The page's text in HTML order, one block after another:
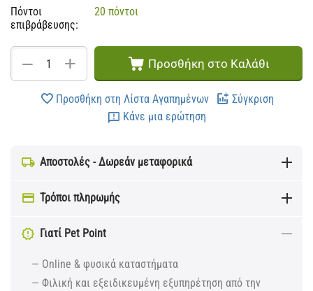
Πόντοι
επιβράβευσης:
20 πόντοι
+
− Προσθήκη στο Καλάθι
Προσθήκη στη Λίστα Αγαπημένων
Σύγκριση
Κάνε μια ερώτηση
Αποστολές - Δωρεάν μεταφορικά
Τρόποι πληρωμής
Γιατί Pet Point
— Online & φυσικά καταστήματα
— Φιλική και εξειδικευμένη εξυπηρέτηση από την